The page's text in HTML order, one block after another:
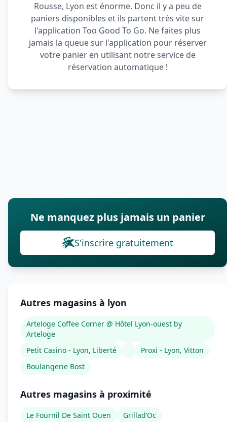
Rousse, Lyon est énorme. Donc il y a peu de
paniers disponibles et ils partent très vite sur
l'application Too Good To Go. Ne faites plus
jamais la queue sur l'application pour réserver
votre panier en utilisant notre service de
réservation automatique !
Ne manquez plus jamais un panier
S'inscrire gratuitement
Autres magasins à lyon
Arteloge Coffee Corner @ Hôtel Lyon-ouest by
Arteloge
Petit Casino - Lyon, Liberté
Proxi - Lyon, Vitton
Boulangerie Bost
Autres magasins à proximité
Le Fournil De Saint Ouen
Grillad’Oc